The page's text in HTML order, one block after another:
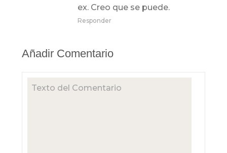
ex. Creo que se puede.
Responder
Añadir Comentario